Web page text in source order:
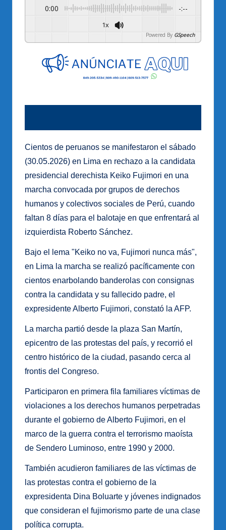
0:00 -:--
1x
Powered By GSpeech
Cientos de peruanos se manifestaron el sábado
(30.05.2026) en Lima en rechazo a la candidata
presidencial derechista Keiko Fujimori en una
marcha convocada por grupos de derechos
humanos y colectivos sociales de Perú, cuando
faltan 8 días para el balotaje en que enfrentará al
izquierdista Roberto Sánchez.
Bajo el lema "Keiko no va, Fujimori nunca más",
en Lima la marcha se realizó pacíficamente con
cientos enarbolando banderolas con consignas
contra la candidata y su fallecido padre, el
expresidente Alberto Fujimori, constató la AFP.
La marcha partió desde la plaza San Martín,
epicentro de las protestas del país, y recorrió el
centro histórico de la ciudad, pasando cerca al
frontis del Congreso.
Participaron en primera fila familiares víctimas de
violaciones a los derechos humanos perpetradas
durante el gobierno de Alberto Fujimori, en el
marco de la guerra contra el terrorismo maoísta
de Sendero Luminoso, entre 1990 y 2000.
También acudieron familiares de las víctimas de
las protestas contra el gobierno de la
expresidenta Dina Boluarte y jóvenes indignados
que consideran el fujimorismo parte de una clase
política corrupta.